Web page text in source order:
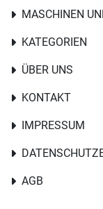
MASCHINEN
KATEGORIEN
ÜBER UNS
KONTAKT
IMPRESSUM
AGB